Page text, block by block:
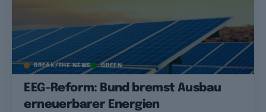
BREAK/THE NEWS GREEN
EEG-Reform: Bund bremst Ausbau
erneuerbarer Energien